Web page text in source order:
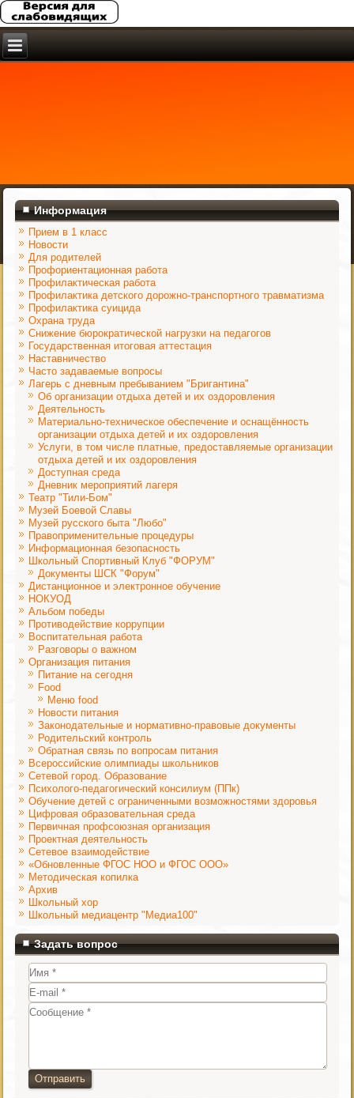
Информация
Прием в 1 класс
Новости
Для родителей
Профориентационная работа
Профилактическая работа
Профилактика детского дорожно-транспортного травматизма
Профилактика суицида
Охрана труда
Снижение бюрократической нагрузки на педагогов
Государственная итоговая аттестация
Наставничество
Часто задаваемые вопросы
Лагерь с дневным пребыванием "Бригантина"
Об организации отдыха детей и их оздоровления
Деятельность
Материально-техническое обеспечение и оснащённость
организации отдыха детей и их оздоровления
Услуги, в том числе платные, предоставляемые организации
отдыха детей и их оздоровления
Доступная среда
Дневник мероприятий лагеря
Театр "Тили-Бом"
Музей Боевой Славы
Музей русского быта "Любо"
Правоприменительные процедуры
Информационная безопасность
Школьный Спортивный Клуб "ФОРУМ"
Документы ШСК "Форум"
Дистанционное и электронное обучение
НОКУОД
Альбом победы
Противодействие коррупции
Воспитательная работа
Разговоры о важном
Организация питания
Питание на сегодня
Food
Меню food
Новости питания
Законодательные и нормативно-правовые документы
Родительский контроль
Обратная связь по вопросам питания
Всероссийские олимпиады школьников
Сетевой город. Образование
Психолого-педагогический консилиум (ППк)
Обучение детей с ограниченными возможностями здоровья
Цифровая образовательная среда
Первичная профсоюзная организация
Проектная деятельность
Сетевое взаимодействие
«Обновленные ФГОС НОО и ФГОС ООО»
Методическая копилка
Архив
Школьный хор
Школьный медиацентр "Медиа100"
Задать вопрос
Отправить